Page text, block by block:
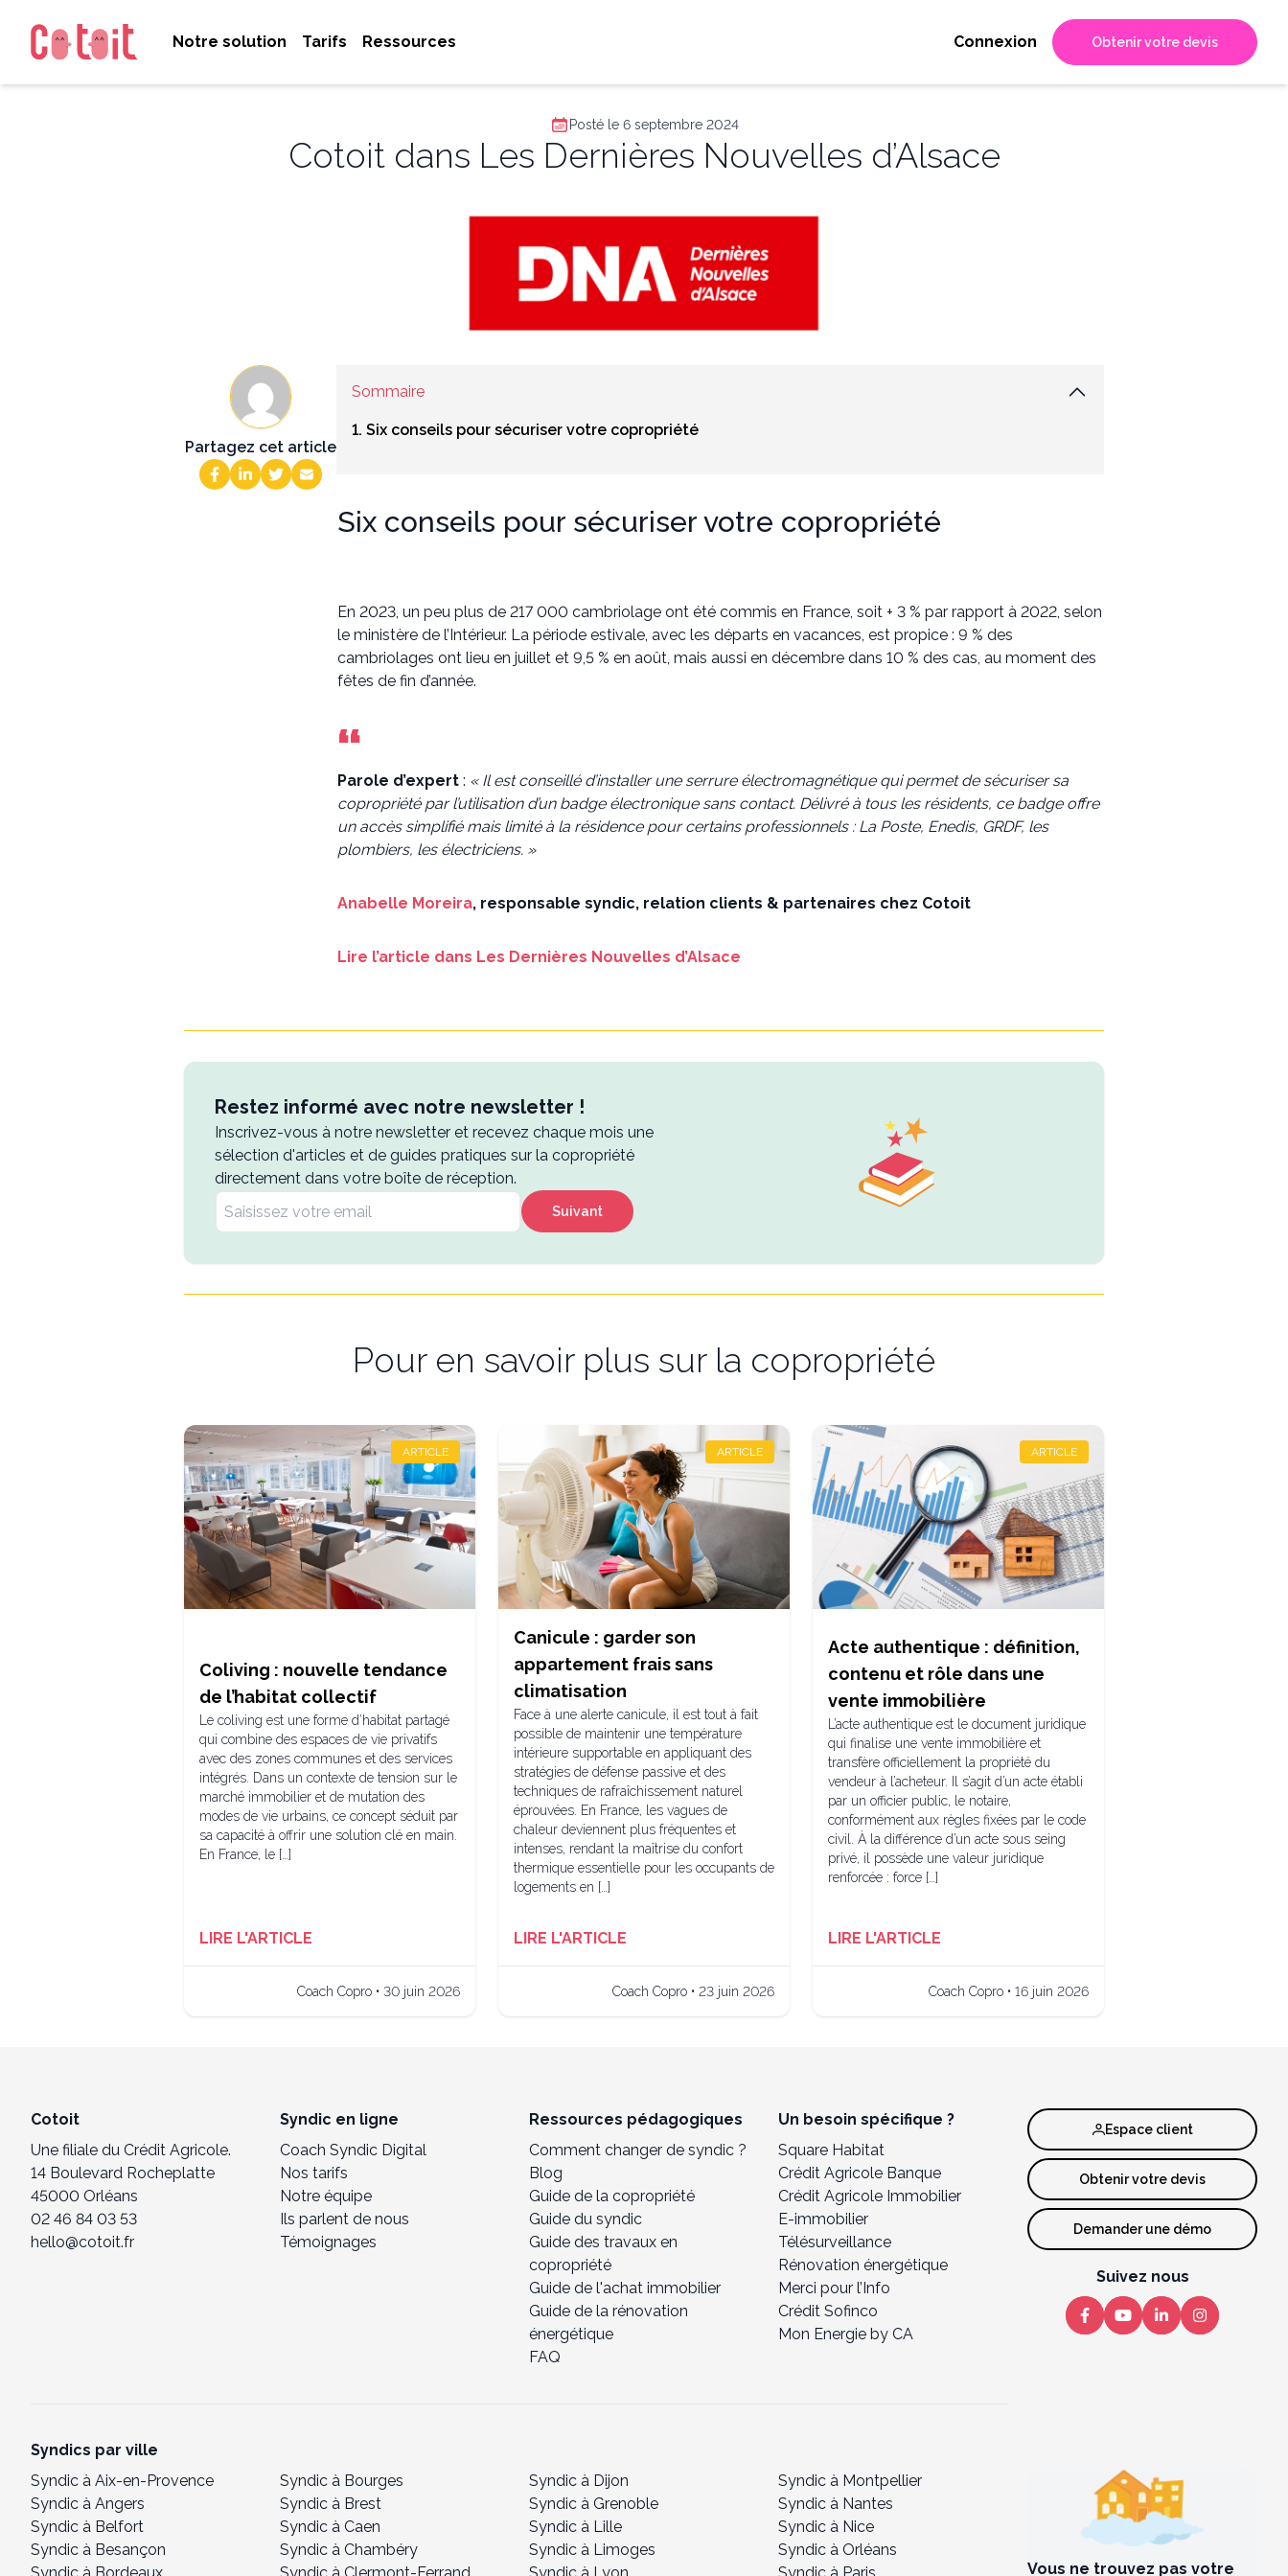
Notre solution Tarifs Ressources Connexion Obtenir votre devis
Posté le 6 septembre 2024
Cotoit dans Les Dernières Nouvelles d’Alsace
Partagez cet article
Sommaire
1. Six conseils pour sécuriser votre copropriété
Six conseils pour sécuriser votre copropriété
En 2023, un peu plus de 217 000 cambriolage ont été commis en France, soit + 3 % par rapport à 2022, selon
le ministère de l’Intérieur. La période estivale, avec les départs en vacances, est propice : 9 % des
cambriolages ont lieu en juillet et 9,5 % en août, mais aussi en décembre dans 10 % des cas, au moment des
fêtes de fin d’année.
Parole d’expert : « Il est conseillé d’installer une serrure électromagnétique qui permet de sécuriser sa
copropriété par l’utilisation d’un badge électronique sans contact. Délivré à tous les résidents, ce badge offre
un accès simplifié mais limité à la résidence pour certains professionnels : La Poste, Enedis, GRDF, les
plombiers, les électriciens. »
Anabelle Moreira, responsable syndic, relation clients & partenaires chez Cotoit
Lire l’article dans Les Dernières Nouvelles d’Alsace
Restez informé avec notre newsletter !
Inscrivez-vous à notre newsletter et recevez chaque mois une
sélection d'articles et de guides pratiques sur la copropriété
directement dans votre boîte de réception.
Suivant
Pour en savoir plus sur la copropriété
ARTICLE
Coliving : nouvelle tendance
de l’habitat collectif
Le coliving est une forme d’habitat partagé
qui combine des espaces de vie privatifs
avec des zones communes et des services
intégrés. Dans un contexte de tension sur le
marché immobilier et de mutation des
modes de vie urbains, ce concept séduit par
sa capacité à offrir une solution clé en main.
En France, le […]
LIRE L'ARTICLE
Coach Copro • 30 juin 2026
ARTICLE
Canicule : garder son
appartement frais sans
climatisation
Face à une alerte canicule, il est tout à fait
possible de maintenir une température
intérieure supportable en appliquant des
stratégies de défense passive et des
techniques de rafraîchissement naturel
éprouvées. En France, les vagues de
chaleur deviennent plus fréquentes et
intenses, rendant la maîtrise du confort
thermique essentielle pour les occupants de
logements en […]
LIRE L'ARTICLE
Coach Copro • 23 juin 2026
ARTICLE
Acte authentique : définition,
contenu et rôle dans une
vente immobilière
L’acte authentique est le document juridique
qui finalise une vente immobilière et
transfère officiellement la propriété du
vendeur à l’acheteur. Il s’agit d’un acte établi
par un officier public, le notaire,
conformément aux règles fixées par le code
civil. À la différence d’un acte sous seing
privé, il possède une valeur juridique
renforcée : force […]
LIRE L'ARTICLE
Coach Copro • 16 juin 2026
Cotoit
Une filiale du Crédit Agricole.
14 Boulevard Rocheplatte
45000 Orléans
02 46 84 03 53
hello@cotoit.fr
Syndic en ligne
Coach Syndic Digital
Nos tarifs
Notre équipe
Ils parlent de nous
Témoignages
Ressources pédagogiques
Comment changer de syndic ?
Blog
Guide de la copropriété
Guide du syndic
Guide des travaux en
copropriété
Guide de l'achat immobilier
Guide de la rénovation
énergétique
FAQ
Un besoin spécifique ?
Square Habitat
Crédit Agricole Banque
Crédit Agricole Immobilier
E-immobilier
Télésurveillance
Rénovation énergétique
Merci pour l’Info
Crédit Sofinco
Mon Energie by CA
Espace client
Obtenir votre devis
Demander une démo
Suivez nous
Syndics par ville
Syndic à Aix-en-Provence
Syndic à Angers
Syndic à Belfort
Syndic à Besançon
Syndic à Bourges
Syndic à Brest
Syndic à Caen
Syndic à Chambéry
Syndic à Dijon
Syndic à Grenoble
Syndic à Lille
Syndic à Limoges
Syndic à Montpellier
Syndic à Nantes
Syndic à Nice
Syndic à Orléans
Vous ne trouvez pas votre